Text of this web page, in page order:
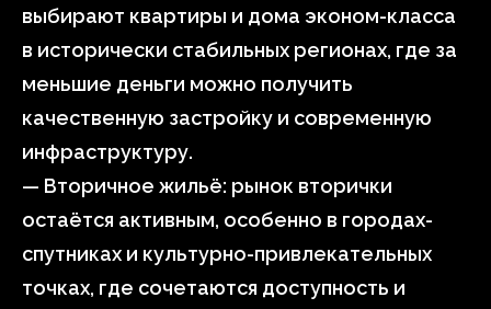
выбирают квартиры и дома эконом-класса
в исторически стабильных регионах, где за
меньшие деньги можно получить
качественную застройку и современную
инфраструктуру.
— Вторичное жильё: рынок вторички
остаётся активным, особенно в городах-
спутниках и культурно-привлекательных
точках, где сочетаются доступность и